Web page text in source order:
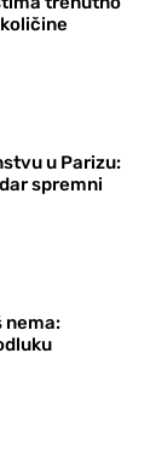
u Parizu:
spremni
nema: